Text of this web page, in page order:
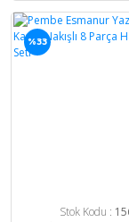
%33
Stok Kodu :